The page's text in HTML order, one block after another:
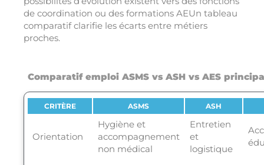
de coordination ou des formations AEUn tableau
comparatif clarifie les écarts entre métiers
proches.
Comparatif emploi ASMS vs ASH vs AES
CRITÈRE ASMS ASH
Orientation
Hygiène et
accompagnement
non médical
Entretien
et
logistique